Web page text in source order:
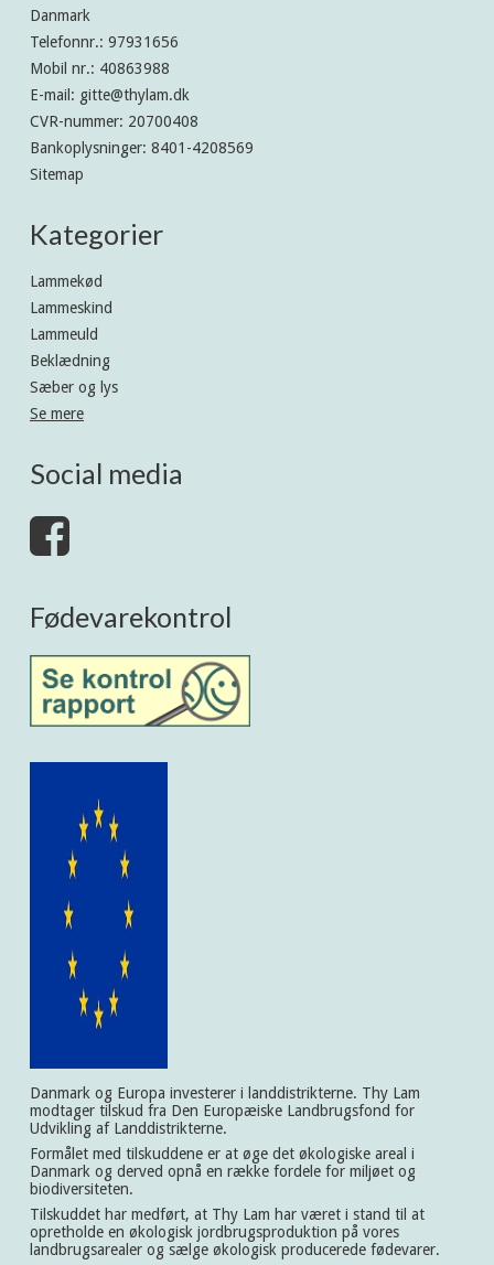
Danmark
Telefonnr.: 97931656
Mobil nr.: 40863988
E-mail : gitte@thylam.dk
CVR-nummer: 20700408
Bankoplysninger: 8401-4208569
Sitemap
Kategorier
Lammekød
Lammeskind
Lammeuld
Beklædning
Sæber og lys
Se mere
Social media
Fødevarekontrol
Danmark og Europa investerer i landdistrikterne. Thy Lam
modtager tilskud fra Den Europæiske Landbrugsfond for
Udvikling af Landdistrikterne.
Formålet med tilskuddene er at øge det økologiske areal i
Danmark og derved opnå en række fordele for miljøet og
biodiversiteten.
Tilskuddet har medført, at Thy Lam har været i stand til at
opretholde en økologisk jordbrugsproduktion på vores
landbrugsarealer og sælge økologisk producerede fødevarer.